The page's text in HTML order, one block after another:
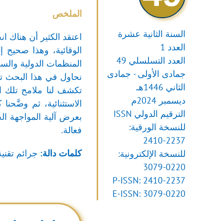
الملخص
اعتقد الكثير أن
الوقائية، وهذا صحيح
المنظمات الدولية
نحاول في هذا البحث
تكشف لنا ملامح تلك
الاستثنائية، ثم
بعرض آلية المواجهة
فعالة.
كلمات دالة: جرائم
السنة الثانية عشرة
العدد 1
العدد التسلسلي 49
جمادى الأولى - جمادى
الثاني 1446هـ
ديسمبر 2024م
الترقيم الدولي ISSN
للنسخة الورقية:
2410-2237
للنسخة الإلكترونية:
3079-0220
P-ISSN: 2410-2237
E-ISSN: 3079-0220